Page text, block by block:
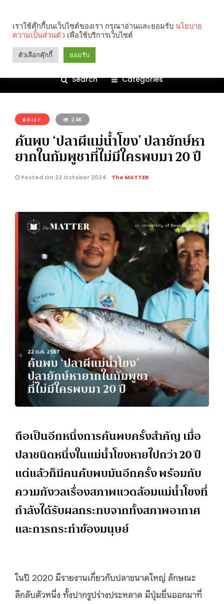
Search Categories
BRIEF 2.4K
ค้นพบ ‘ปลาผีแม่น้ำโขง’ ปลายักษ์หา
ยากในกัมพูชาที่ไม่มีใครพบมา 20 ปี
Posted On 22 October 2024 The MATTER
ถือเป็นอีกหนึ่งการค้นพบครั้งสำคัญ เมื่อ
ปลาชนิดหนึ่งในแม่น้ำโขงหายไปกว่า 20 ปี
แต่แล้วก็มีคนค้บพบมันอีกครั้ง พร้อมกับ
ความกังวลเรื่องสภาพแวดล้อมแม่น้ำโขงที่
กำลังได้รับผลกระทบจากทั้งสภาพอากาศ
และการกระทำข้องมนุษย์
ในปี 2020 มีรายงานเกี่ยวกับปลาขนาดใหญ่ ลักษณะ
ลึกลับตัวหนึ่ง ทั้งปากรูปร่างประหลาด มีปุ่มยื่นออกมาที่
เราใช้คุ๊กกี้บนเว็บไซต์ของเรา กรุณาอ่านและยอมรับ นโยบาย
ความเป็นส่วนตัว เพื่อใช้บริการเว็บไซต์
ตัวเลือกคุ๊กกี้ ยอมรับ